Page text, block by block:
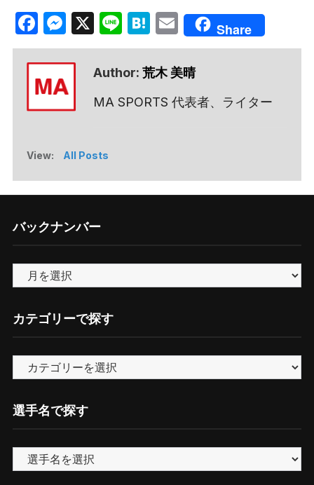
Facebook
Messenger
X LineHatena
EmailShare
Author: 荒木 美晴
MA SPORTS 代表者、ライター
View: All Posts
バックナンバー
ッ
ナ
カテゴリーで探す
テ
ゴ
リ
選手名で探す